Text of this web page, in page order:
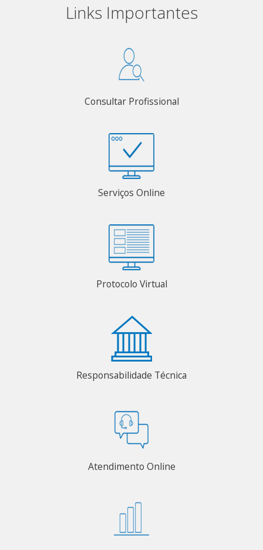
Links Importantes
Consultar Profissional
Serviços Online
Protocolo Virtual
Responsabilidade Técnica
Atendimento Online